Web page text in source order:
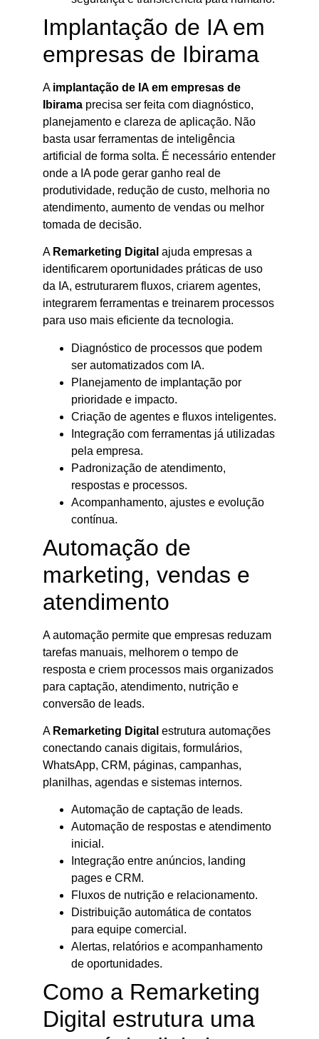
Implantação de IA em
empresas de Ibirama
A implantação de IA em empresas de
Ibirama precisa ser feita com diagnóstico,
planejamento e clareza de aplicação. Não
basta usar ferramentas de inteligência
artificial de forma solta. É necessário entender
onde a IA pode gerar ganho real de
produtividade, redução de custo, melhoria no
atendimento, aumento de vendas ou melhor
tomada de decisão.
A Remarketing Digital ajuda empresas a
identificarem oportunidades práticas de uso
da IA, estruturarem fluxos, criarem agentes,
integrarem ferramentas e treinarem processos
para uso mais eficiente da tecnologia.
Diagnóstico de processos que podem
ser automatizados com IA.
Planejamento de implantação por
prioridade e impacto.
Criação de agentes e fluxos inteligentes.
Integração com ferramentas já utilizadas
pela empresa.
Padronização de atendimento,
respostas e processos.
Acompanhamento, ajustes e evolução
contínua.
Automação de
marketing, vendas e
atendimento
A automação permite que empresas reduzam
tarefas manuais, melhorem o tempo de
resposta e criem processos mais organizados
para captação, atendimento, nutrição e
conversão de leads.
A Remarketing Digital estrutura automações
conectando canais digitais, formulários,
WhatsApp, CRM, páginas, campanhas,
planilhas, agendas e sistemas internos.
Automação de captação de leads.
Automação de respostas e atendimento
inicial.
Integração entre anúncios, landing
pages e CRM.
Fluxos de nutrição e relacionamento.
Distribuição automática de contatos
para equipe comercial.
Alertas, relatórios e acompanhamento
de oportunidades.
Como a Remarketing
Digital estrutura uma